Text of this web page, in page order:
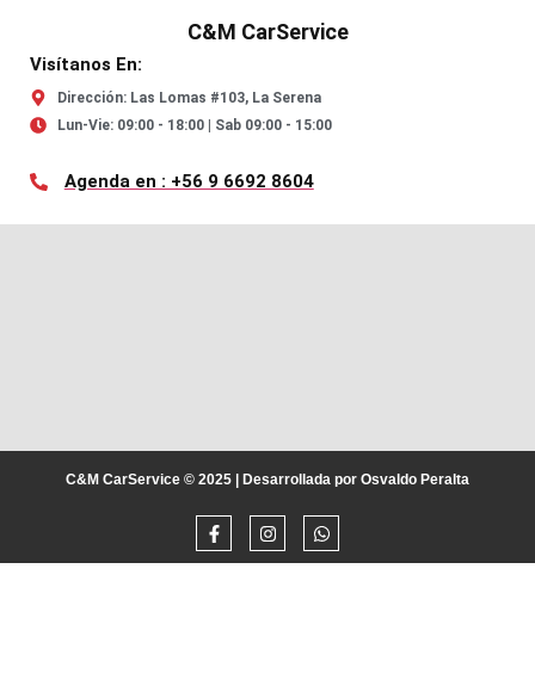
C&M CarService
Visítanos En:
Dirección: Las Lomas #103, La Serena
Lun-Vie: 09:00 - 18:00 | Sab 09:00 - 15:00
Agenda en : +56 9 6692 8604
C&M CarService © 2025 | Desarrollada por Osvaldo Peralta